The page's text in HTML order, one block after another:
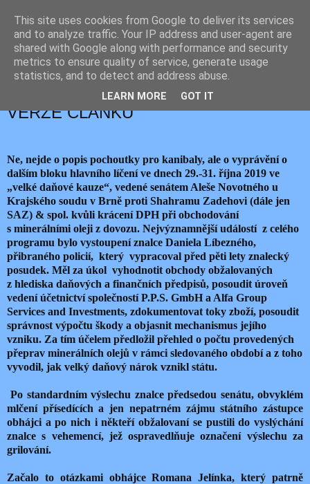
JEMELIK ZDENĚK
neděle 3. listopadu 2019
ZNALEC NA GRILU – ZKRÁCENÁ
VERZE ČLÁNKU
Ne, nejde o popis pochoutky pro kanibaly, ale o vyprávění o
dalším bloku hlavního líčení ve dnech 29.-31. října 2019 ve
„velké daňové kauze“, vedené senátem Aleše Novotného u
Krajského soudu v Brně proti Shahramu Zadehovi (dále jen
SAZ) & spol. kvůli krácení DPH při obchodování
s minerálními oleji z dovozu. Nejvýznamnější událostí z celého
programu bylo vystoupení znalce Daniela Líbezného,
přibraného policií, který vypracoval před pěti lety znalecký
posudek. Měl za úkol vyhodnotit obchody obžalovaných
z hlediska daňových a finančních předpisů, posoudit úroveň
vedení účetnictví společností P.P.S. GmbH a Alfa Group
Services and Investments, zdokumentovat toky zboží, posoudit
správnost výpočtu škody a objasnit mechanismus jejího
vzniku. Za tím účelem předložil přehled o počtu provedených
přeprav minerálních olejů v rámci sledovaného období a z toho
vyvodil, jak velký daňový nárok vznikl státu.
Po standardním výslechu znalce předsedou senátu, obvyklém
mlčení přísedících a jen nepatrném zájmu státního zástupce
obhájci a po nich i někteří obžalovaní se pustili do vyslýchání
znalce s vehemencí, jež ospravedlňuje označení výslechu za
grilování.
Začalo to otázkami obhájce Romana Jelínka, který patrně
This site uses cookies from Google to deliver its services
and to analyze traffic. Your IP address and user-agent are
shared with Google along with performance and security
metrics to ensure quality of service, generate usage
statistics, and to detect and address abuse.
LEARN MORE GOT IT